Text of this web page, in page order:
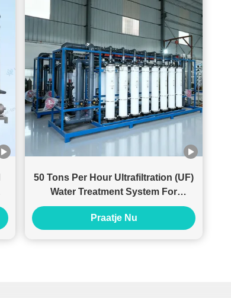
50 Tons Per Hour Ultrafiltration (UF)
Water Treatment System For
Pretreatment System
Praatje Nu